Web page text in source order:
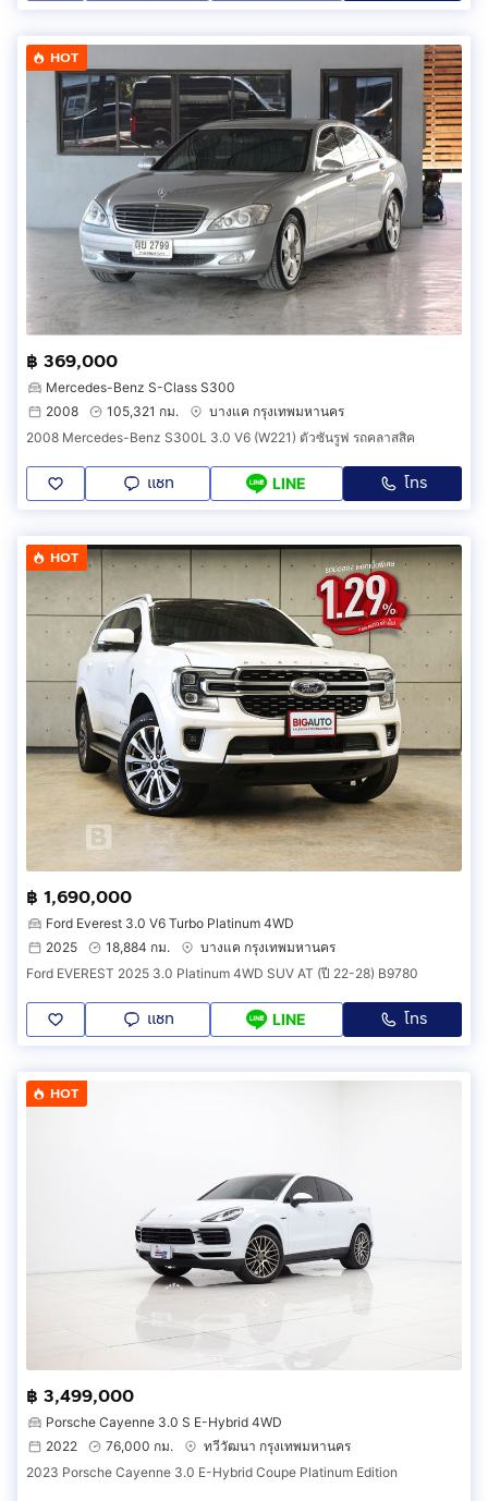
HOT
฿ 369,000
Mercedes-Benz S-Class S300
2008
105,321 กม.
บางแค กรุงเทพมหานคร
2008 Mercedes-Benz S300L 3.0 V6 (W221) ตัวซันรูฟ รถคลาสสิค
แชท LINE โทร
HOT
฿ 1,690,000
Ford Everest 3.0 V6 Turbo Platinum 4WD
2025
18,884 กม.
บางแค กรุงเทพมหานคร
Ford EVEREST 2025 3.0 Platinum 4WD SUV AT (ปี 22-28) B9780
แชท LINE โทร
HOT
฿ 3,499,000
Porsche Cayenne 3.0 S E-Hybrid 4WD
2022
76,000 กม.
ทวีวัฒนา กรุงเทพมหานคร
2023 Porsche Cayenne 3.0 E-Hybrid Coupe Platinum Edition